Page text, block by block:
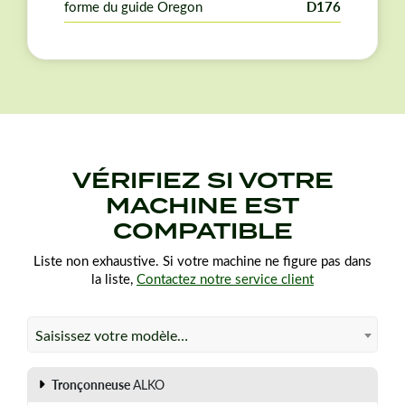
longueur de coupe de 50 cm. Veuillez vérifier que le
bien à votre matériel.
forme du guide Oregon D176
VÉRIFIEZ SI VOTRE
MACHINE EST
COMPATIBLE
Liste non exhaustive. Si votre machine ne figure pas dans
la liste, Contactez notre service client
Saisissez votre modèle…
TronçonneuseALKO